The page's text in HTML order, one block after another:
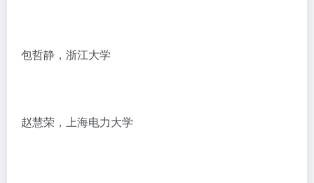
包哲静，浙江大学
赵慧荣，上海电力大学